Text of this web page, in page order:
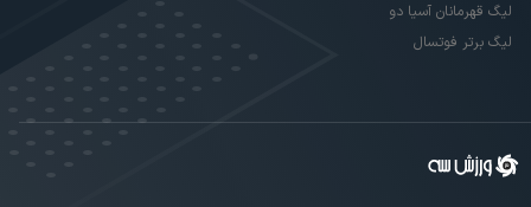
لیگ قهرمانان آسیا دو
لیگ برتر فوتسال